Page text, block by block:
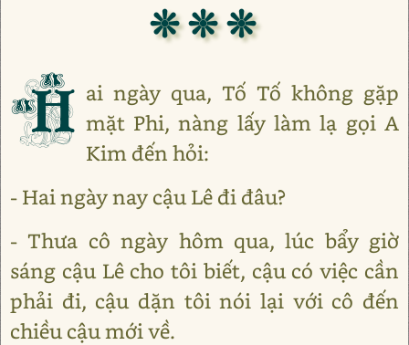
❊ ❊ ❊
H ai ngày qua, Tố Tố không gặp
mặt Phi, nàng lấy làm lạ gọi A
Kim đến hỏi:
- Hai ngày nay cậu Lê đi đâu?
- Thưa cô ngày hôm qua, lúc bẩy giờ
sáng cậu Lê cho tôi biết, cậu có việc cần
phải đi, cậu dặn tôi nói lại với cô đến
chiều cậu mới về.